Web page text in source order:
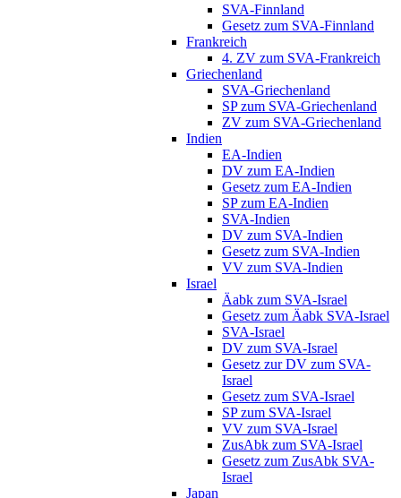
SVA-Finnland
Gesetz zum SVA-Finnland
Frankreich
4. ZV zum SVA-Frankreich
Griechenland
SVA-Griechenland
SP zum SVA-Griechenland
ZV zum SVA-Griechenland
Indien
EA-Indien
DV zum EA-Indien
Gesetz zum EA-Indien
SP zum EA-Indien
SVA-Indien
DV zum SVA-Indien
Gesetz zum SVA-Indien
VV zum SVA-Indien
Israel
Äabk zum SVA-Israel
Gesetz zum Äabk SVA-Israel
SVA-Israel
DV zum SVA-Israel
Gesetz zur DV zum SVA-
Israel
Gesetz zum SVA-Israel
SP zum SVA-Israel
VV zum SVA-Israel
ZusAbk zum SVA-Israel
Gesetz zum ZusAbk SVA-
Israel
Japan